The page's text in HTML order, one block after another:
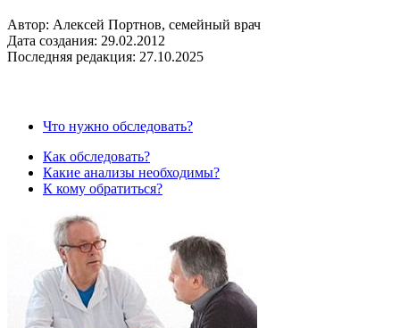
Автор: Алексей Портнов, семейный врач
Дата создания: 29.02.2012
Последняя редакция: 27.10.2025
Что нужно обследовать?
Как обследовать?
Какие анализы необходимы?
К кому обратиться?